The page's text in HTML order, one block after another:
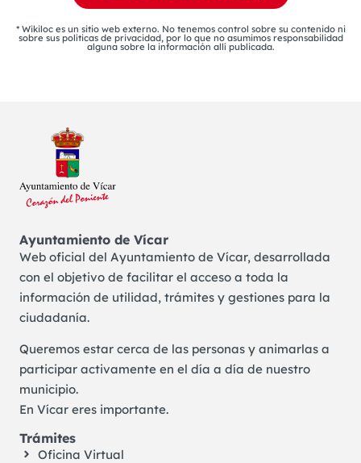
* Wikiloc es un sitio web externo. No tenemos control sobre su contenido ni
sobre sus políticas de privacidad, por lo que no asumimos responsabilidad
alguna sobre la información allí publicada.
Ayuntamiento de Vícar
Web oficial del Ayuntamiento de Vícar, desarrollada
con el objetivo de facilitar el acceso a toda la
información de utilidad, trámites y gestiones para la
ciudadanía.
Queremos estar cerca de las personas y animarlas a
participar activamente en el día a día de nuestro
municipio.
En Vícar eres importante.
Trámites
Oficina Virtual